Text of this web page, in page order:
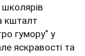
кшталт
гумору" у
яскравості та